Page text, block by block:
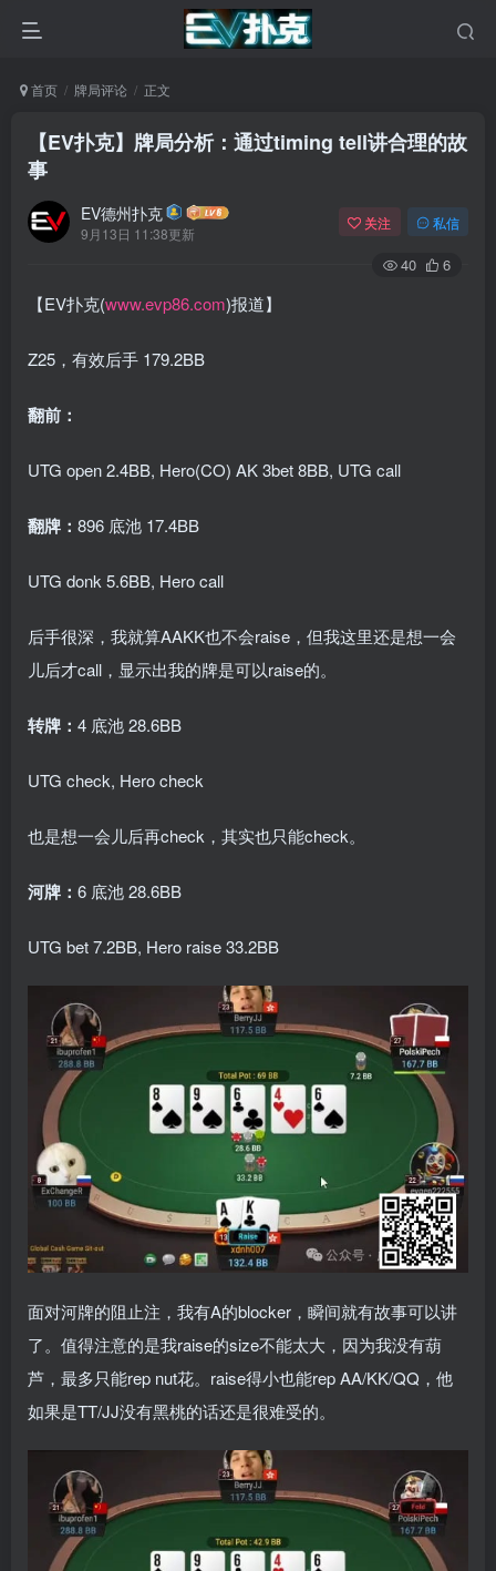
首页 牌局评论 正文
【EV扑克】牌局分析：通过timing tell讲合理的故
事
EV德州扑克
9月13日 11:38更新
关注 私信
40 6
【EV扑克(www.evp86.com)报道】
Z25，有效后手 179.2BB
翻前：
UTG open 2.4BB, Hero(CO) AK 3bet 8BB, UTG call
翻牌： 896 底池 17.4BB
UTG donk 5.6BB, Hero call
后手很深，我就算AAKK也不会raise，但我这里还是想一会
儿后才call，显示出我的牌是可以raise的。
转牌： 4 底池 28.6BB
UTG check, Hero check
也是想一会儿后再check，其实也只能check。
河牌： 6 底池 28.6BB
UTG bet 7.2BB, Hero raise 33.2BB
面对河牌的阻止注，我有A的blocker，瞬间就有故事可以讲
了。值得注意的是我raise的size不能太大，因为我没有葫
芦，最多只能rep nut花。raise得小也能rep AA/KK/QQ，他
如果是TT/JJ没有黑桃的话还是很难受的。